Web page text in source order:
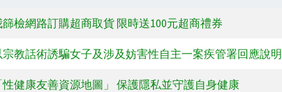
檢網路訂購超商取貨 限時送100元超商禮券
教話術誘騙女子及涉及妨害性自主一案疾管署回應說明
健康友善資源地圖」 保護隱私並守護自身健康